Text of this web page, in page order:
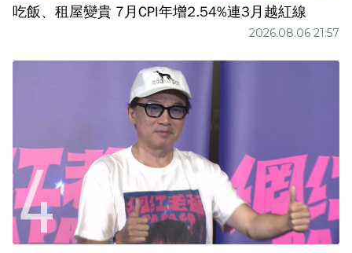
吃飯、租屋變貴 7月CPI年增2.54%連3月越紅線
2026.08.06 21:57